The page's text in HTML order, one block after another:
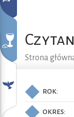
Strona
rok:
okres: